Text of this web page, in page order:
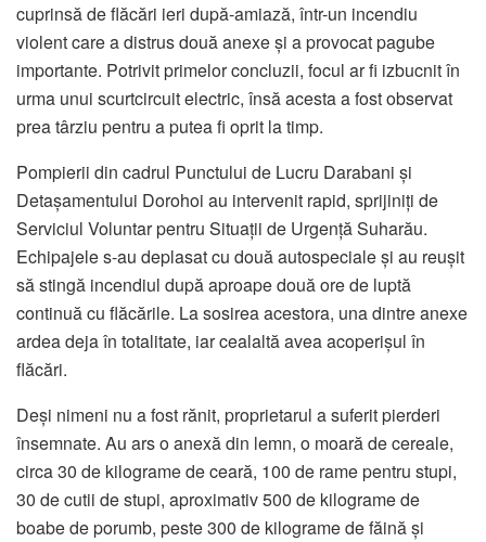
cuprinsă de flăcări ieri după-amiază, într-un incendiu
violent care a distrus două anexe și a provocat pagube
importante. Potrivit primelor concluzii, focul ar fi izbucnit în
urma unui scurtcircuit electric, însă acesta a fost observat
prea târziu pentru a putea fi oprit la timp.
Pompierii din cadrul Punctului de Lucru Darabani și
Detașamentului Dorohoi au intervenit rapid, sprijiniți de
Serviciul Voluntar pentru Situații de Urgență Suharău.
Echipajele s-au deplasat cu două autospeciale și au reușit
să stingă incendiul după aproape două ore de luptă
continuă cu flăcările. La sosirea acestora, una dintre anexe
ardea deja în totalitate, iar cealaltă avea acoperișul în
flăcări.
Deși nimeni nu a fost rănit, proprietarul a suferit pierderi
însemnate. Au ars o anexă din lemn, o moară de cereale,
circa 30 de kilograme de ceară, 100 de rame pentru stupi,
30 de cutii de stupi, aproximativ 500 de kilograme de
boabe de porumb, peste 300 de kilograme de făină și